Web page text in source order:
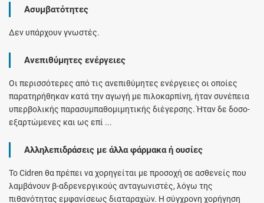
Ασυμβατότητες
Δεν υπάρχουν γνωστές.
Ανεπιθύμητες ενέργειες
Οι περισσότερες από τις ανεπιθύμητες ενέργειες οι οποίες
παρατηρήθηκαν κατά την αγωγή με πιλοκαρπίνη, ήταν συνέπεια
υπερβολικής παρασυμπαθομιμητικής διέγερσης. Ήταν δε δοσο-
εξαρτώμενες και ως επί ...
Αλληλεπιδράσεις με άλλα φάρμακα ή ουσίες
Το Cidren θα πρέπει να χορηγείται με προσοχή σε ασθενείς που
λαμβάνουν β-αδρενεργικούς ανταγωνιστές, λόγω της
πιθανότητας εμφανίσεως διαταραχών. Η σύγχρονη χορήγηση